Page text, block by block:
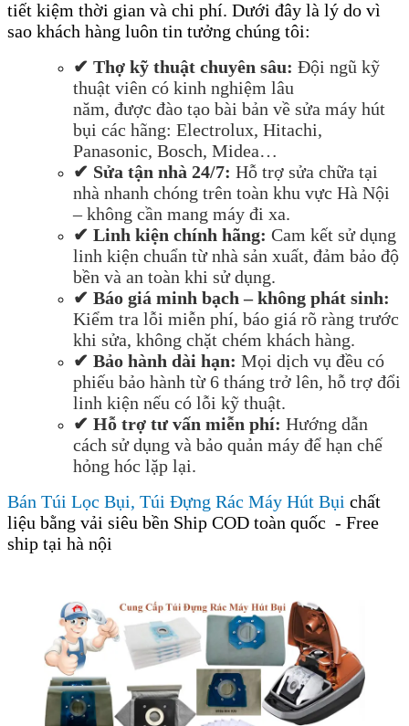
tiết kiệm thời gian và chi phí. Dưới đây là lý do vì
sao khách hàng luôn tin tưởng chúng tôi:
✔ Thợ kỹ thuật chuyên sâu: Đội ngũ kỹ
thuật viên có kinh nghiệm lâu
năm, được đào tạo bài bản về sửa máy hút
bụi các hãng: Electrolux, Hitachi,
Panasonic, Bosch, Midea…
✔ Sửa tận nhà 24/7: Hỗ trợ sửa chữa tại
nhà nhanh chóng trên toàn khu vực Hà Nội
– không cần mang máy đi xa.
✔ Linh kiện chính hãng: Cam kết sửdụng
linh kiện chuẩn từnhà sản xuất, đảm bảo độ
bền và an toàn khi sửdụng.
✔ Báo giá minh bạch – không phát sinh:
Kiểm tra lỗi miễn phí, báo giá rõ ràng trước
khi sửa, không chặt chém khách hàng.
✔ Bảo hành dài hạn: Mọi dịch vụ đều có
phiếu bảo hành từ6 tháng trở lên, hỗ trợ đổi
linh kiện nếu có lỗi kỹ thuật.
✔ Hỗ trợ tưvấn miễn phí: Hướng dẫn
cách sửdụng và bảo quản máy để hạn chế
hỏng hóc lặp lại.
Bán Túi Lọc Bụi, Túi Đựng Rác Máy Hút Bụi chất
liệu bằng vải siêu bền Ship COD toàn quốc - Free
ship tại hà nội